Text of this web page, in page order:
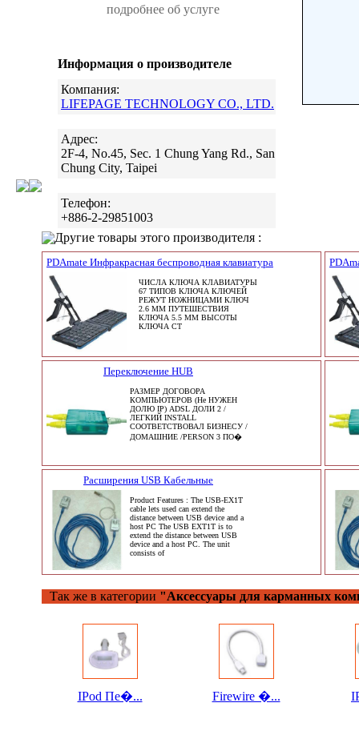
подробнее об услуге
Информация о производителе
Компания:
LIFEPAGE TECHNOLOGY CO., LTD.
Адрес:
2F-4, No.45, Sec. 1 Chung Yang Rd., San
Chung City, Taipei
Телефон:
+886-2-29851003
Другие товары этого производителя :
PDAmate Инфракрасная беспроводная клавиатура
ЧИСЛА КЛЮЧА КЛАВИАТУРЫ
67 ТИПОВ КЛЮЧА КЛЮЧЕЙ
РЕЖУТ НОЖНИЦАМИ КЛЮЧ
2.6 ММ ПУТЕШЕСТВИЯ
КЛЮЧА 5.5 ММ ВЫСОТЫ
КЛЮЧА СТ
Переключение HUB
РАЗМЕР ДОГОВОРА
КОМПЬЮТЕРОВ (Не НУЖЕН
ДОЛЮ IP) ADSL ДОЛИ 2 /
ЛЕГКИЙ INSTALL
СООТВЕТСТВОВАЛ БИЗНЕСУ /
ДОМАШНИЕ /PERSON 3 ПО�
Расширения USB Кабельные
Product Features : The USB-EX1T
cable lets used can extend the
distance between USB device and a
host PC The USB EXT1T is to
extend the distance between USB
device and a host PC. The unit
consists of
Так же в категории "Аксессуары для карманных
IPod Пе�... Firewire �...